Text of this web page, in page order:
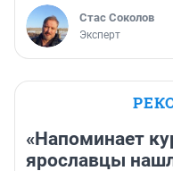
Стас Соколов
Эксперт
«Напоминает
ярославцы